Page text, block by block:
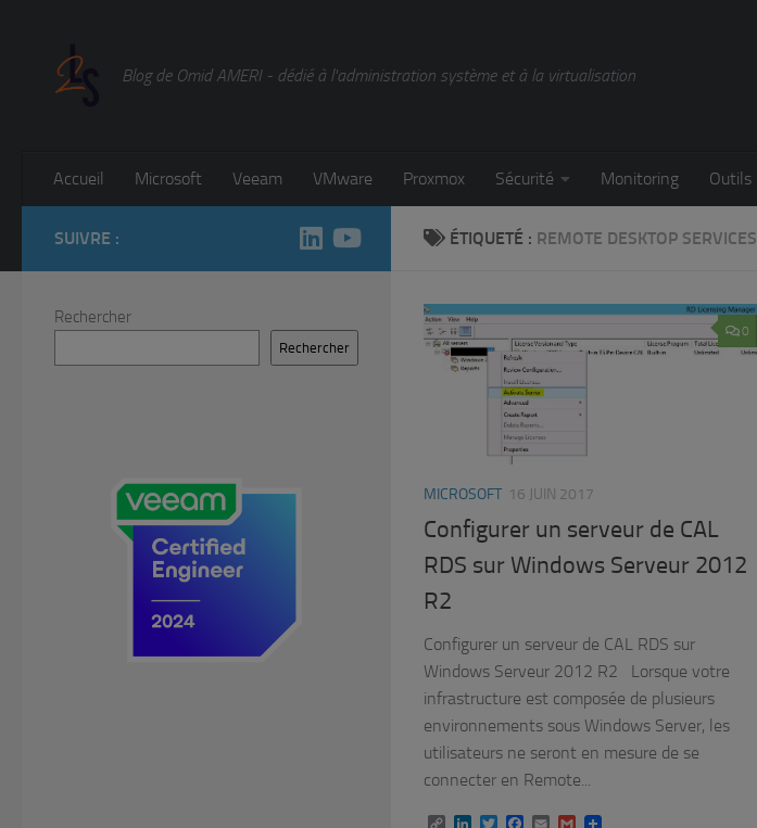
Blog de Omid AMERI - dédié à l'administration système et à la virtualisation
Accueil Microsoft Veeam VMware Proxmox Sécurité Monitoring Outils
ÉTIQUETÉ : REMOTE DESKTOP SERVICES
0
MICROSOFT 16 JUIN 2017
Configurer un serveur de CAL
RDS sur Windows Serveur 2012
R2
Configurer un serveur de CAL RDS sur
Windows Serveur 2012 R2 Lorsque votre
infrastructure est composée de plusieurs
environnements sous Windows Server, les
utilisateurs ne seront en mesure de se
connecter en Remote...
Copy LinkedInTwitterFacebook
EmailGmail
SUIVRE :
Rechercher
Rechercher